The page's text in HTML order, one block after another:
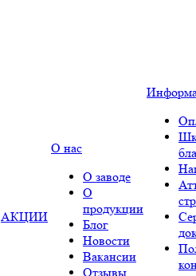
АКЦИИ
О нас
О заводе
О
продукции
Блог
Новости
Вакансии
Отзывы